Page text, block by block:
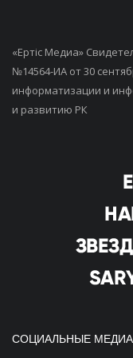
«Ертiс Медиа»
№14564-ИА от 30
информатизации и
и развитию РК
СОЦИАЛЬНЫЕ МЕДИА